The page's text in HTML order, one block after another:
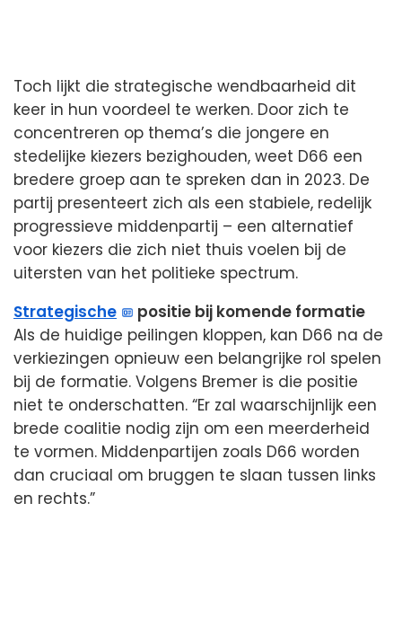
Toch lijkt die strategische wendbaarheid dit
keer in hun voordeel te werken. Door zich te
concentreren op thema’s die jongere en
stedelijke kiezers bezighouden, weet D66 een
bredere groep aan te spreken dan in 2023. De
partij presenteert zich als een stabiele, redelijk
progressieve middenpartij – een alternatief
voor kiezers die zich niet thuis voelen bij de
uitersten van het politieke spectrum.
Strategische
positie bij komende formatie
Als de huidige peilingen kloppen, kan D66 na de
verkiezingen opnieuw een belangrijke rol spelen
bij de formatie. Volgens Bremer is die positie
niet te onderschatten. “Er zal waarschijnlijk een
brede coalitie nodig zijn om een meerderheid
te vormen. Middenpartijen zoals D66 worden
dan cruciaal om bruggen te slaan tussen links
en rechts.”